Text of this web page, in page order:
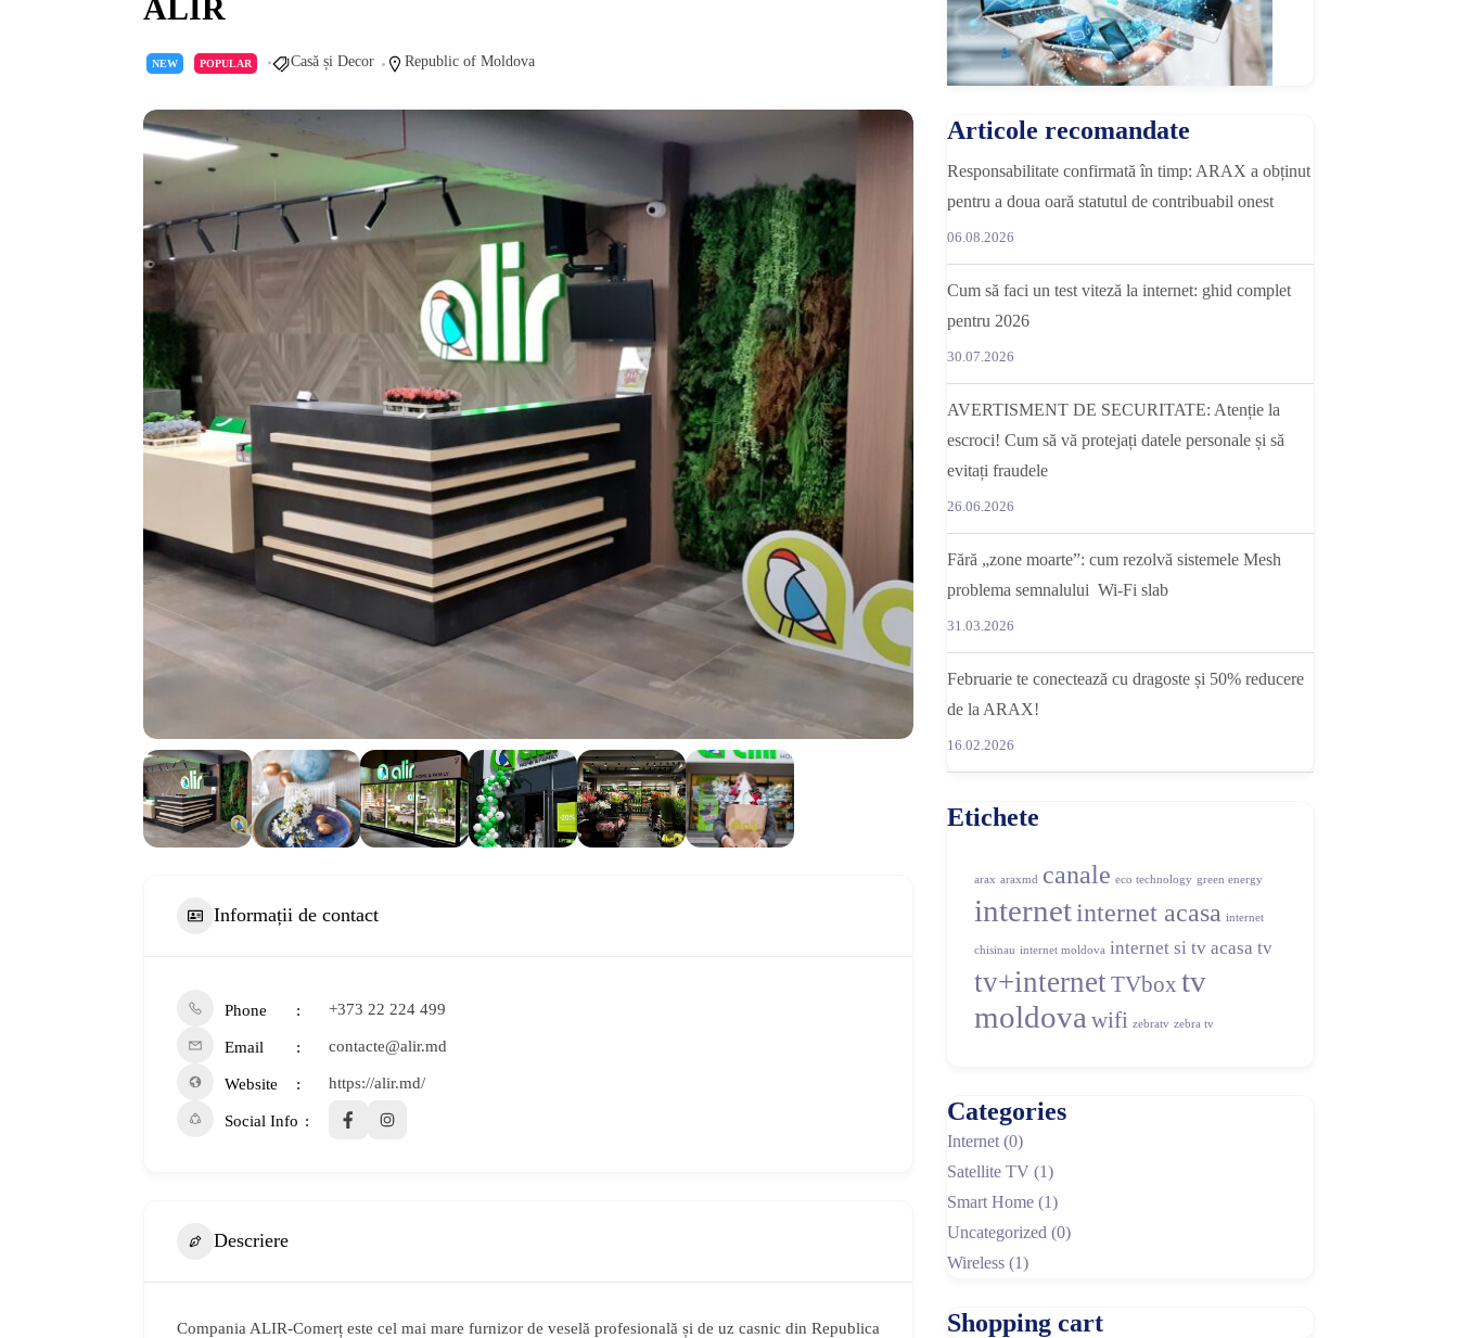
ALIR
NEW POPULAR Casă și Decor Republic of Moldova
Informații de contact
Phone +373 22 224 499
Email contacte@alir.md
Website https://alir.md/
Social Info
Descriere
Compania ALIR-Comerț este cel mai mare furnizor de veselă profesională și de uz casnic din Republica
Articole recomandate
Responsabilitate confirmată în timp: ARAX a obținut
pentru a doua oară statutul de contribuabil onest
06.08.2026
Cum să faci un test viteză la internet: ghid complet
pentru 2026
30.07.2026
AVERTISMENT DE SECURITATE: Atenție la
escroci! Cum să vă protejați datele personale și să
evitați fraudele
26.06.2026
Fără „zone moarte”: cum rezolvă sistemele Mesh
problema semnalului Wi-Fi slab
31.03.2026
Februarie te conectează cu dragoste și 50% reducere
de la ARAX!
16.02.2026
Etichete
arax araxmd canale eco technology green energy
internetinternet acasa internet
chisinau internet moldova internet si tv acasa tv
tv+internetTVbox tv
moldova wifi zebratv zebra tv
Categories
Internet (0)
Satellite TV (1)
Smart Home (1)
Uncategorized (0)
Wireless (1)
Shopping cart